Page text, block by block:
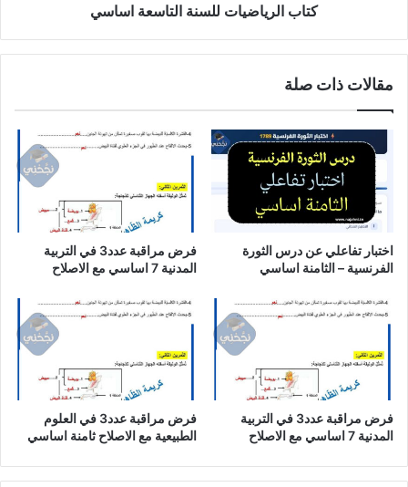
كتاب الرياضيات للسنة التاسعة اساسي
مقالات ذات صلة
اختبار تفاعلي عن درس الثورة
الفرنسية – الثامنة اساسي
فرض مراقبة عدد3 في التربية
المدنية 7 اساسي مع الاصلاح
فرض مراقبة عدد3 في التربية
المدنية 7 اساسي مع الاصلاح
فرض مراقبة عدد3 في العلوم
الطبيعية مع الاصلاح ثامنة اساسي